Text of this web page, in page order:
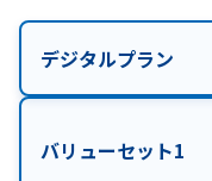
デジタルプラン
バリューセット1